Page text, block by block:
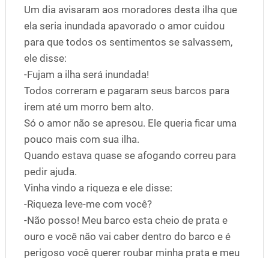
Um dia avisaram aos moradores desta ilha que
ela seria inundada apavorado o amor cuidou
para que todos os sentimentos se salvassem,
ele disse:
-Fujam a ilha será inundada!
Todos correram e pagaram seus barcos para
irem até um morro bem alto.
Só o amor não se apresou. Ele queria ficar uma
pouco mais com sua ilha.
Quando estava quase se afogando correu para
pedir ajuda.
Vinha vindo a riqueza e ele disse:
-Riqueza leve-me com você?
-Não posso! Meu barco esta cheio de prata e
ouro e você não vai caber dentro do barco e é
perigoso você querer roubar minha prata e meu